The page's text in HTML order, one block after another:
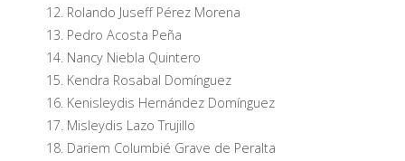
Rolando Juseff Pérez Morena
Pedro Acosta Peña
Nancy Niebla Quintero
Kendra Rosabal Domínguez
Kenisleydis Hernández Domínguez
Misleydis Lazo Trujillo
Dariem Columbié Grave de Peralta